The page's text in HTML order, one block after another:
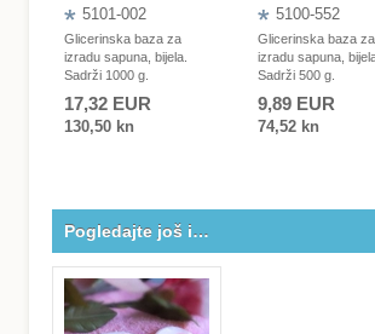
5101-002
Glicerinska baza za
izradu sapuna, bijela.
Sadrži 1000 g.
17,32 EUR
130,50 kn
5100-552
Glicerinska baza za
izradu sapuna,
Sadrži 500 g.
9,89 EUR
74,52 kn
Pogledajte još i…